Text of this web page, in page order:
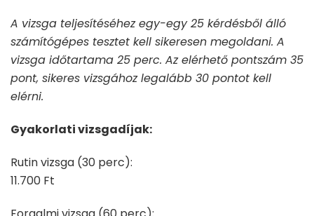
A vizsga teljesítéséhez egy-egy 25 kérdésből álló
számítógépes tesztet kell sikeresen megoldani. A
vizsga időtartama 25 perc. Az elérhető pontszám 35
pont, sikeres vizsgához legalább 30 pontot kell
elérni.
Gyakorlati vizsgadíjak:
Rutin vizsga (30 perc):
11.700 Ft